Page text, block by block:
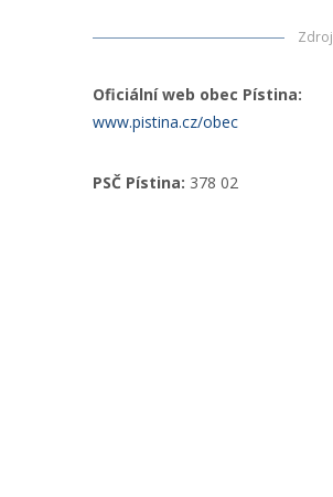
Zdroj
Oficiální web obec Pístina:
www.pistina.cz/obec
PSČ Pístina: 378 02